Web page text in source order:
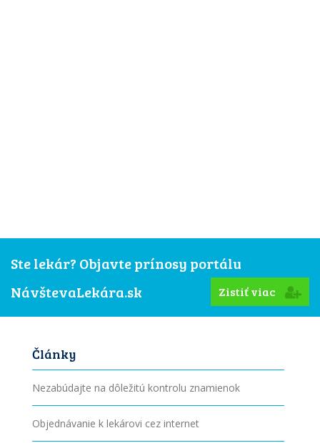
Ste lekár? Objavte prínosy portálu
NávštevaLekára.sk
Zistiť viac
Články
Nezabúdajte na dôležitú kontrolu znamienok
Objednávanie k lekárovi cez internet